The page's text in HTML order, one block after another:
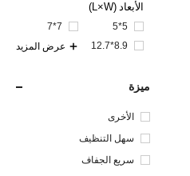
الأبعاد (L×W)
5*5
7*7
8.9*12.7
عرض المزيد
ميزة
الأخرى
سهل التنظيف
سريع الجفاف